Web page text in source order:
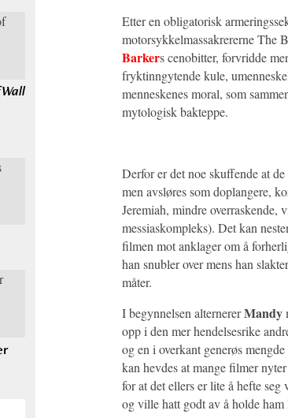
Etter en obligatorisk
motorsykkelmassakrererne The
Barkers cenobitter, forvridde
fryktinngytende kule,
menneskenes moral, som
mytologisk bakteppe.
Derfor er det noe skuffende at
men avsløres som doplangere,
Jeremiah, mindre overraskende,
messiaskompleks). Det kan
filmen mot anklager om å
han snubler over mens han
måter.
I begynnelsen alternererMandy
opp i den mer hendelsesrike
og en i overkant generøs
kan hevdes at mange filmer
for at det ellers er lite å hefte seg
og ville hatt godt av å holde